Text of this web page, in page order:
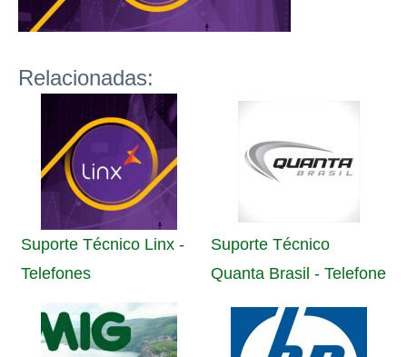
Relacionadas:
Suporte Técnico Linx -
Telefones
Suporte Técnico
Quanta Brasil - Telefone